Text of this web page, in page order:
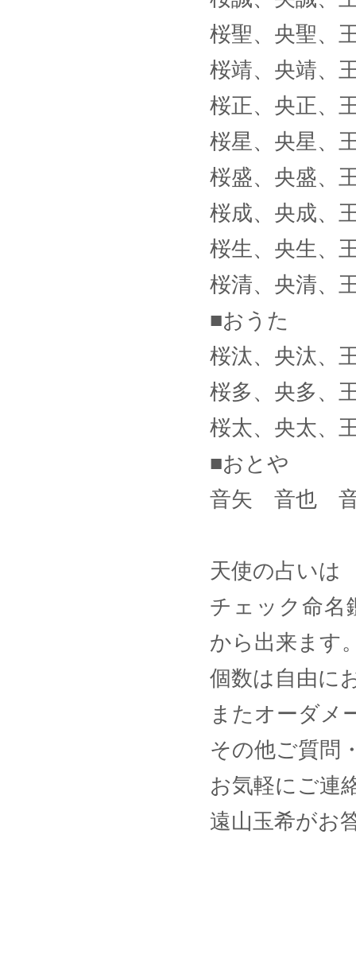
桜聖、央聖、
桜靖、央靖、
桜正、央正、
桜星、央星、
桜盛、央盛、
桜成、央成、
桜生、央生、
桜清、央清、
■おうた
桜汰、央汰、
桜多、央多、
桜太、央太、
■おとや
音矢 音也
天使の占いは
チェック命名
から出来ます
個数は自由に
またオーダメ
その他ご質問
お気軽にご連
遠山玉希がお